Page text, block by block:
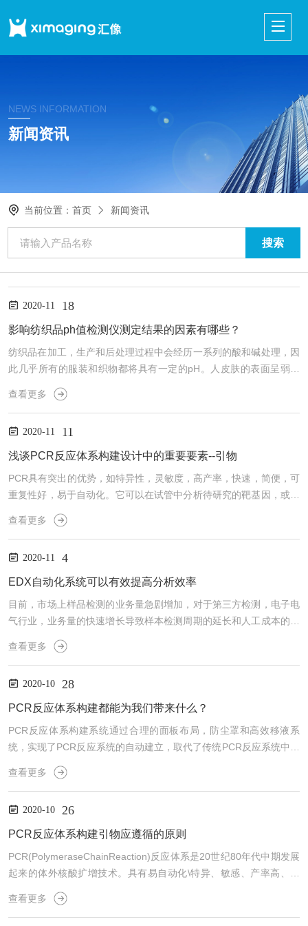
NEWS INFORMATION
新闻资讯
当前位置：首页 新闻资讯
2020-11 18
影响纺织品ph值检测仪测定结果的因素有哪些？
纺织品在加工，生产和后处理过程中会经历一系列的酸和碱处理，因
此几乎所有的服装和织物都将具有一定的pH。人皮肤的表面呈弱酸
性，pH为5.50至6.00。酸性环境可以抑制某些病原细菌的生长和繁
殖，防止​​外部病原体的入侵，并保护皮肤免受感染。如果与皮肤紧密
过敏。另外，过多的酸性或碱性的纺织品也意味着过多的化学残留
物，这将给人们的健康带来意想不到的危害。因此，用影响纺织品ph
查看更多
2020-11 11
浅谈PCR反应体系构建设计中的重要要素--引物
PCR具有突出的优势，如特异性，灵敏度，高产率，快速，简便，可
重复性好，易于自动化。它可以在试管中分析待研究的靶基因，或者
可以在几个小时内将某个基因片段扩增到十万甚至一百万次，使肉眼
可以直接观察判断。从头发，一滴血甚至是细胞中提取的DNA都可以
学领域的一项举措和里程碑。因此，PCR反应体系构建是非常必要
的。PCR反应的五个要素：参与PCR反应的五种主要物质，即引物，
查看更多
2020-11 4
EDX自动化系统可以有效提高分析效率
目前，市场上样品检测的业务量急剧增加，对于第三方检测，电子电
气行业，业务量的快速增长导致样本检测周期的延长和人工成本的增
加，这已成为不可避免的问题。EDX自动化系统可以有效地提高分析
效率，缩短分析周期，减少人为依赖并降低分析成本。EDX自动化系
在软件中配置相应的设置后，自动化系统将开始工作；机械手将自动
抓取样品并将其放入相应的EDX中，EDX将开始自动分析；每个样品
查看更多
2020-10 28
PCR反应体系构建都能为我们带来什么？
PCR反应体系构建系统通过合理的面板布局，防尘罩和高效移液系
统，实现了PCR反应系统的自动建立，取代了传统PCR反应系统中重
复的移液步骤，避免了人为的重复操作的错误和污染。1、PCR反应
体系构建可根据客户需要配置6、8和15个圆盘位置。2、内置定时系
PCR单管，离心管等。4、自动建立PCR/qPCR反应系统孔板。5、一
键式装载试剂，母液分配，样品转移和其他任务。6、仅需30分钟即
查看更多
2020-10 26
PCR反应体系构建引物应遵循的原则
PCR(PolymeraseChainReaction)反应体系是20世纪80年代中期发展
起来的体外核酸扩增技术。具有易自动化\特异、敏感、产率高、简
便、快速、重复性好等突出优点；能在一个试管内将所要研究的目的
基因或某一DNA的片段于在数小时内扩增至十万乃至百万倍，使肉眼
查看更多